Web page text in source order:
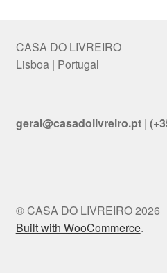
CASA DO LIVREIRO
Lisboa | Portugal
geral@casadolivreiro.pt|
© CASA DO LIVREIRO 2026
Built with WooCommerce.